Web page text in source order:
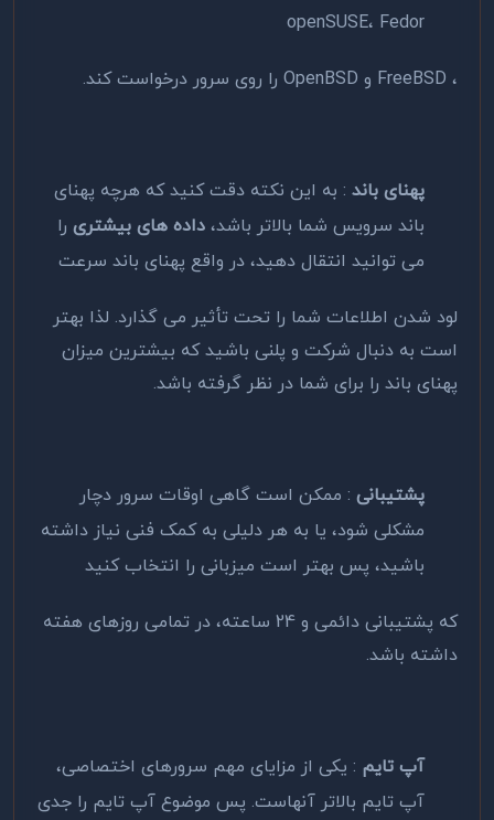
openSUSE، Fedor
، FreeBSD و OpenBSD را روی سرور درخواست کند.
پهنای باند : به این نکته دقت کنید که هرچه پهنای
باند سرویس شما بالاتر باشد، داده­ های بیشتری را
می­ توانید انتقال دهید، در واقع پهنای باند سرعت
لود شدن اطلاعات شما را تحت تأثیر می گذارد. لذا بهتر
است به دنبال شرکت و پلنی باشید که بیشترین میزان
پهنای باند را برای شما در نظر گرفته باشد.
پشتیبانی : ممکن است گاهی اوقات سرور دچار
مشکلی شود، یا به هر دلیلی به کمک فنی نیاز داشته
باشید، پس بهتر است میزبانی را انتخاب کنید
که پشتیبانی دائمی و 24 ساعته، در تمامی روزهای هفته
داشته باشد.
آپ تایم : یکی از مزایای مهم سرورهای اختصاصی،
آپ تایم بالاتر آنهاست. پس موضوع آپ تایم را جدی